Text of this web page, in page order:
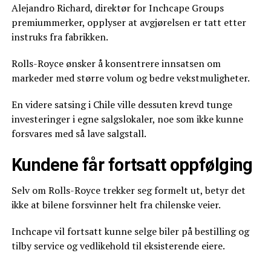
Alejandro Richard, direktør for Inchcape Groups
premiummerker, opplyser at avgjørelsen er tatt etter
instruks fra fabrikken.
Rolls-Royce ønsker å konsentrere innsatsen om
markeder med større volum og bedre vekstmuligheter.
En videre satsing i Chile ville dessuten krevd tunge
investeringer i egne salgslokaler, noe som ikke kunne
forsvares med så lave salgstall.
Kundene får fortsatt oppfølging
Selv om Rolls-Royce trekker seg formelt ut, betyr det
ikke at bilene forsvinner helt fra chilenske veier.
Inchcape vil fortsatt kunne selge biler på bestilling og
tilby service og vedlikehold til eksisterende eiere.